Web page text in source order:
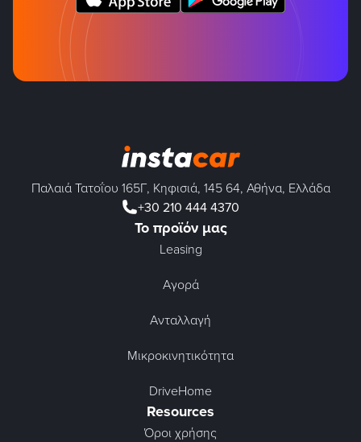
Παλαιά Τατοΐου 165Γ, Κηφισιά, 145 64, Αθήνα, Ελλάδα
+30 210 444 4370
Το προϊόν μας
Leasing
Αγορά
Ανταλλαγή
Μικροκινητικότητα
DriveHome
Resources
Όροι χρήσης